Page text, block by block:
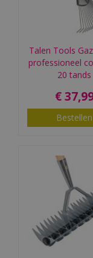
Talen Tools
professioneel
20 tands
€ 37,
Bestellen